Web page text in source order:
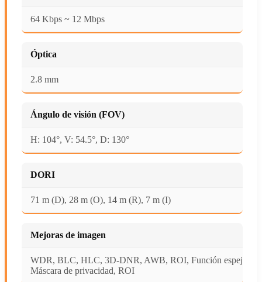
64 Kbps ~ 12 Mbps
Óptica
2.8 mm
Ángulo de visión (FOV)
H: 104°, V: 54.5°, D: 130°
DORI
71 m (D), 28 m (O), 14 m (R), 7 m (I)
Mejoras de imagen
WDR, BLC, HLC, 3D-DNR, AWB, ROI, Función espejo,
Máscara de privacidad, ROI